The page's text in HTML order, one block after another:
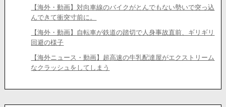
【海外・動画】対向車線のバイクがとんでもない勢いで突っ込
んできて衝突寸前に。
【海外・動画】自転車が鉄道の踏切で人身事故直前、ギリギリ
回避の様子
【海外ニュース・動画】超高速の牛乳配達屋がエクストリーム
なクラッシュをしてしまう